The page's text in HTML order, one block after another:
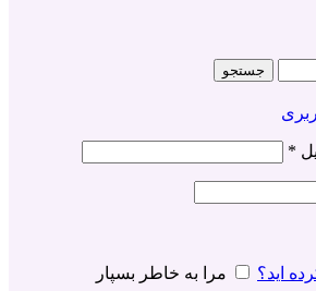
جستجو
*
اید؟ مرا به خاطر بسپار